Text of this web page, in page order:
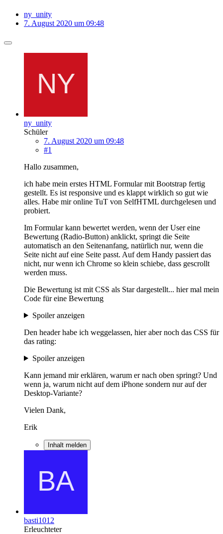
ny_unity
7. August 2020 um 09:48
ny_unity
Schüler
7. August 2020 um 09:48
#1
Hallo zusammen,
ich habe mein erstes HTML Formular mit Bootstrap fertig
gestellt. Es ist responsive und es klappt wirklich so gut wie
alles. Habe mir online TuT von SelfHTML durchgelesen und
probiert.
Im Formular kann bewertet werden, wenn der User eine
Bewertung (Radio-Button) anklickt, springt die Seite
automatisch an den Seitenanfang, natürlich nur, wenn die
Seite nicht auf eine Seite passt. Auf dem Handy passiert das
nicht, nur wenn ich Chrome so klein schiebe, dass gescrollt
werden muss.
Die Bewertung ist mit CSS als Star dargestellt... hier mal mein
Code für eine Bewertung
Spoiler anzeigen
Den header habe ich weggelassen, hier aber noch das CSS für
das rating:
Spoiler anzeigen
Kann jemand mir erklären, warum er nach oben springt? Und
wenn ja, warum nicht auf dem iPhone sondern nur auf der
Desktop-Variante?
Vielen Dank,
Erik
Inhalt melden
basti1012
Erleuchteter